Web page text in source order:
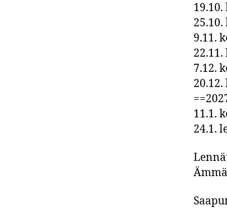
9.11.
7.12.
11.1.
24.1.